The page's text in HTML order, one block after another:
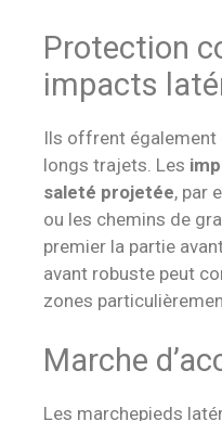
Protection
impacts
Ils offrent également
longs trajets. Les
saleté projetée, par
ou les chemins de
premier la partie
avant robuste peut
zones
Marche
Les marchepieds